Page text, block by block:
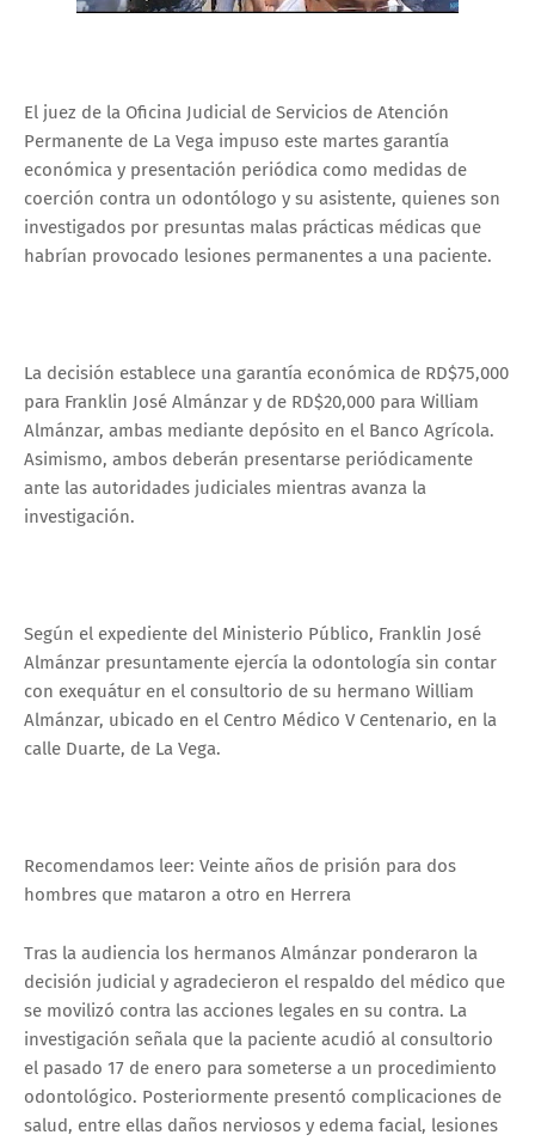
El juez de la Oficina Judicial de Servicios de Atención
Permanente de La Vega impuso este martes garantía
económica y presentación periódica como medidas de
coerción contra un odontólogo y su asistente, quienes son
investigados por presuntas malas prácticas médicas que
habrían provocado lesiones permanentes a una paciente.
La decisión establece una garantía económica de RD$75,000
para Franklin José Almánzar y de RD$20,000 para William
Almánzar, ambas mediante depósito en el Banco Agrícola.
Asimismo, ambos deberán presentarse periódicamente
ante las autoridades judiciales mientras avanza la
investigación.
Según el expediente del Ministerio Público, Franklin José
Almánzar presuntamente ejercía la odontología sin contar
con exequátur en el consultorio de su hermano William
Almánzar, ubicado en el Centro Médico V Centenario, en la
calle Duarte, de La Vega.
Recomendamos leer: Veinte años de prisión para dos
hombres que mataron a otro en Herrera
Tras la audiencia los hermanos Almánzar ponderaron la
decisión judicial y agradecieron el respaldo del médico que
se movilizó contra las acciones legales en su contra. La
investigación señala que la paciente acudió al consultorio
el pasado 17 de enero para someterse a un procedimiento
odontológico. Posteriormente presentó complicaciones de
salud, entre ellas daños nerviosos y edema facial, lesiones